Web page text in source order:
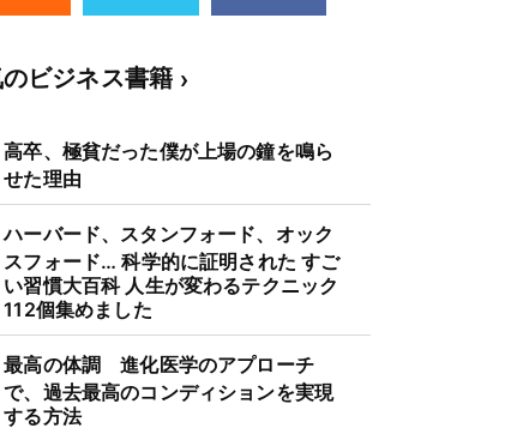
ビジネス書籍
高卒、極貧だった僕が上場の鐘を鳴ら
せた理由
ハーバード、スタンフォード、オック
スフォード… 科学的に証明された すご
い習慣大百科 人生が変わるテクニック
112個集めました
最高の体調 進化医学のアプローチ
で、過去最高のコンディションを実現
する方法